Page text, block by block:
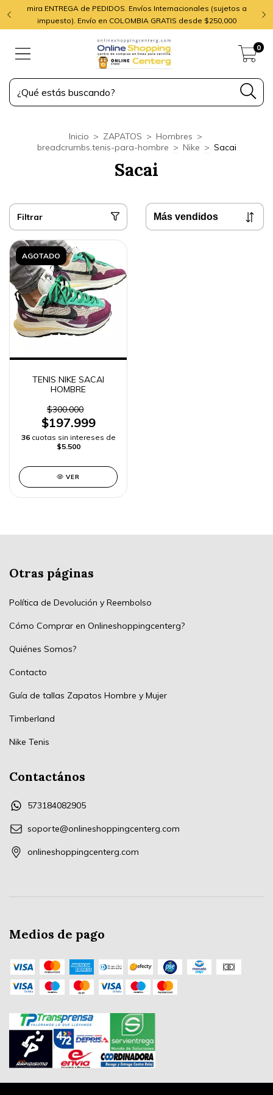
mira ENTREGA de PEDIDOS. Envíos Internacionales (sujetos a
impuesto). Envío en COLOMBIA GRATIS desde $250,000
0
Inicio > ZAPATOS > Hombres >
breadcrumbs.tenis-para-hombre > Nike > Sacai
Sacai
Filtrar
AGOTADO
TENIS NIKE SACAI
HOMBRE
$300.000
$197.999
36 cuotas sin intereses de
$5.500
VER
Otras páginas
Política de Devolución y Reembolso
Cómo Comprar en Onlineshoppingcenterg?
Quiénes Somos?
Contacto
Guía de tallas Zapatos Hombre y Mujer
Timberland
Nike Tenis
Contactános
573184082905
soporte@onlineshoppingcenterg.com
onlineshoppingcenterg.com
Medios de pago